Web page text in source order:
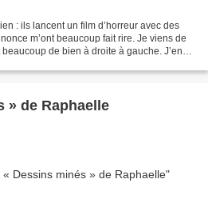
: ils lancent un film d’horreur avec des
m’ont beaucoup fait rire. Je viens de
de bien à droite à gauche. J’en
» de Raphaelle